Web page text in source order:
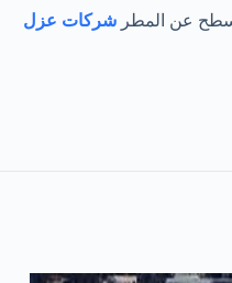
عن المطر شركات عزل